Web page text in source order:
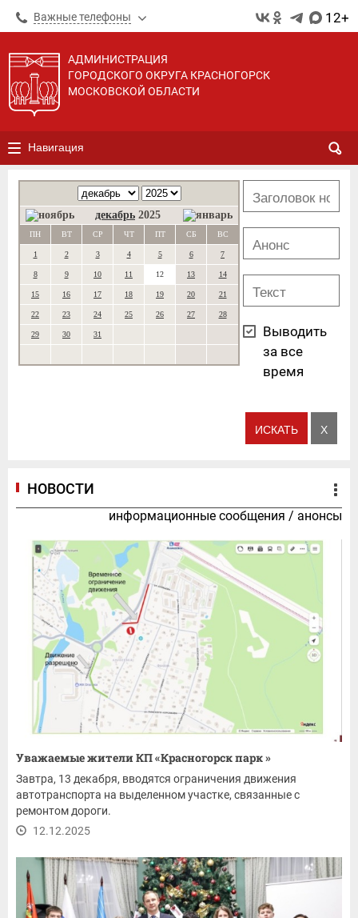
Важные телефоны 12+
АДМИНИСТРАЦИЯ
ГОРОДСКОГО ОКРУГА КРАСНОГОРСК
МОСКОВСКОЙ ОБЛАСТИ
Навигация
декабрь 2025
ПН ВТ СР ЧТ ПТ СБ ВС
1 2 3 4 5 6 7
8 9 10 11 12 13 14
15 16 17 18 19 20 21
22 23 24 25 26 27 28
29 30 31
Выводить
за все
время
НОВОСТИ
информационные сообщения / анонсы
Уважаемые жители КП «Красногорск парк »
Завтра, 13 декабря, вводятся ограничения движения
автотранспорта на выделенном участке, связанные с
ремонтом дороги.
12.12.2025